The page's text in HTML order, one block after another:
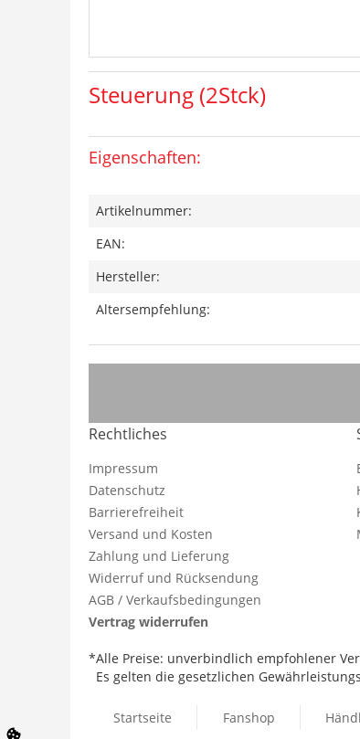
Steuerung (2Stck)
Eigenschaften:
Artikelnummer:
EAN:
Hersteller:
Altersempfehlung:
Rechtliches
Impressum
Datenschutz
Barrierefreiheit
Versand und Kosten
Zahlung und Lieferung
Widerruf und Rücksendung
AGB / Verkaufsbedingungen
Vertrag widerrufen
*Alle Preise: unverbindlich empfohlener
Es gelten die gesetzlichen
Startseite Fanshop